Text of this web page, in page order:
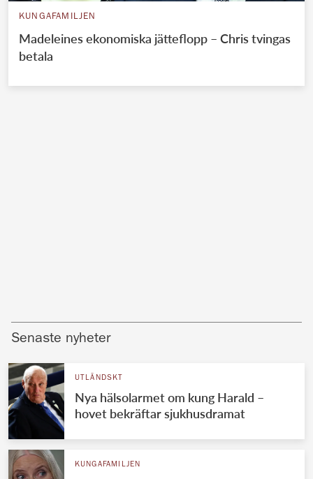
KUNGAFAMILJEN
Madeleines ekonomiska jätteflopp – Chris tvingas
betala
Senaste nyheter
UTLÄNDSKT
Nya hälsolarmet om kung Harald –
hovet bekräftar sjukhusdramat
KUNGAFAMILJEN